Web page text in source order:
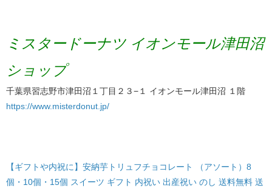
ミスタードーナツ イオンモール津田沼
ショップ
千葉県習志野市津田沼１丁目２３−１ イオンモール津田沼 １階
https://www.misterdonut.jp/
【ギフトや内祝に】安納芋トリュフチョコレート （アソート）8
個・10個・15個 スイーツ ギフト 内祝い 出産祝い のし 送料無料 送